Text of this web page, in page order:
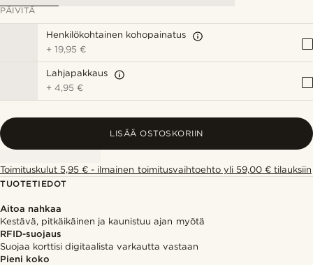
PÄIVITÄ
Henkilökohtainen kohopainatus
+19,95 €
Lahjapakkaus
+4,95 €
LISÄÄ OSTOSKORIIN
Toimituskulut 5,95 € - ilmainen toimitusvaihtoehto yli 59,00 € tilauksiin
TUOTETIEDOT
Aitoa nahkaa
Kestävä, pitkäikäinen ja kaunistuu ajan myötä
RFID-suojaus
Suojaa korttisi digitaalista varkautta vastaan
Pieni koko